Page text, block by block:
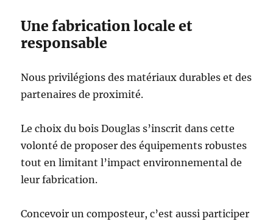
Une fabrication locale et
responsable
Nous privilégions des matériaux durables et des
partenaires de proximité.
Le choix du bois Douglas s’inscrit dans cette
volonté de proposer des équipements robustes
tout en limitant l’impact environnemental de
leur fabrication.
Concevoir un composteur, c’est aussi participer